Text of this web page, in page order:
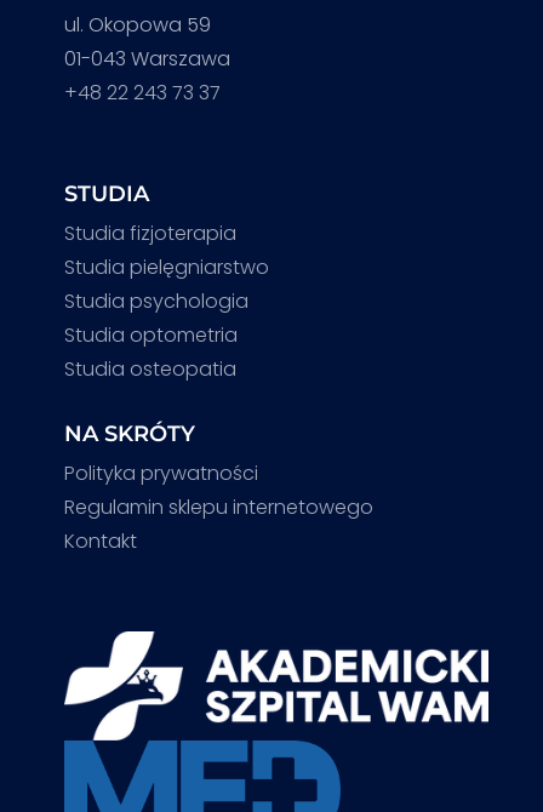
ul. Okopowa 59
01-043 Warszawa
+48 22 243 73 37
STUDIA
Studia fizjoterapia
Studia pielęgniarstwo
Studia psychologia
Studia optometria
Studia osteopatia
NA SKRÓTY
Polityka prywatności
Regulamin sklepu internetowego
Kontakt